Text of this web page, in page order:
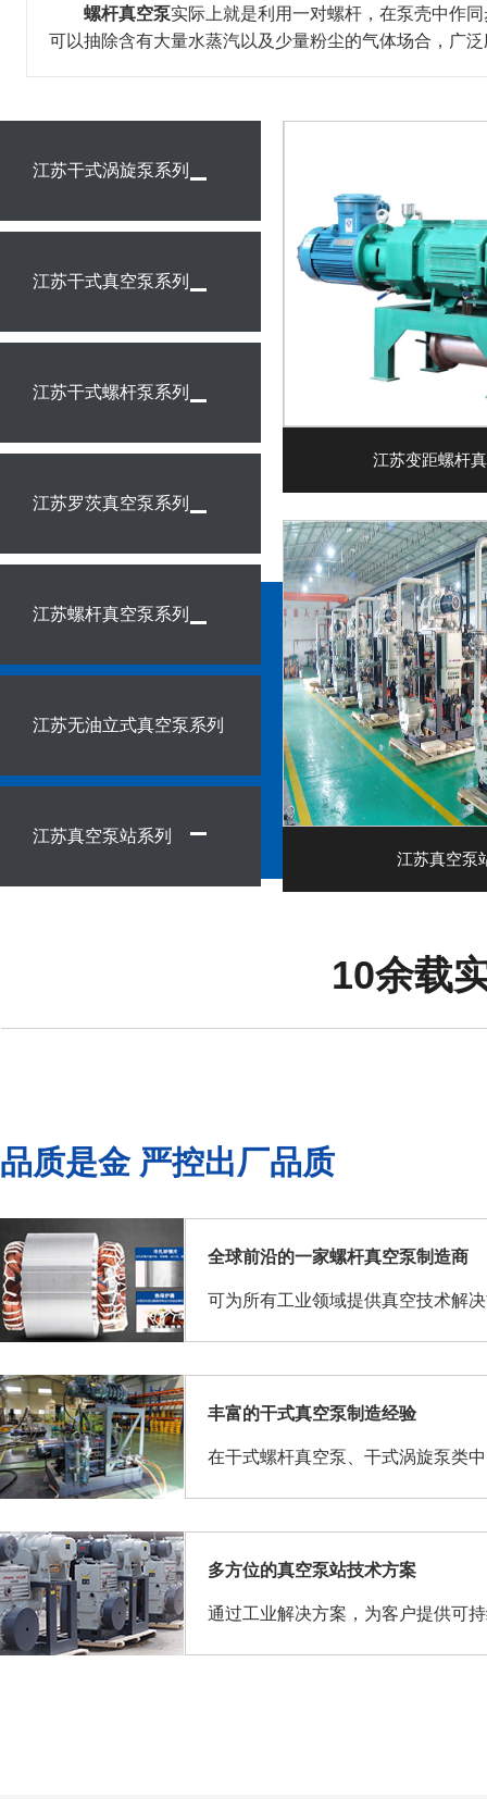
螺杆真空泵实际上就是利用一对螺杆，在泵壳中作
可以抽除含有大量水蒸汽以及少量粉尘的气体场合，广
江苏干式涡旋泵系列
江苏干式真空泵系列
江苏干式螺杆泵系列
江苏罗茨真空泵系列
江苏螺杆真空泵系列
江苏无油立式真空泵系列
江苏真空泵站系列
江苏变距螺杆
江苏真空泵
10余载
品质是金 严控出厂品质
全球前沿的一家螺杆真空泵制造商
可为所有工业领域提供真空技术解
丰富的干式真空泵制造经验
在干式螺杆真空泵、干式涡旋泵类
多方位的真空泵站技术方案
通过工业解决方案，为客户提供可